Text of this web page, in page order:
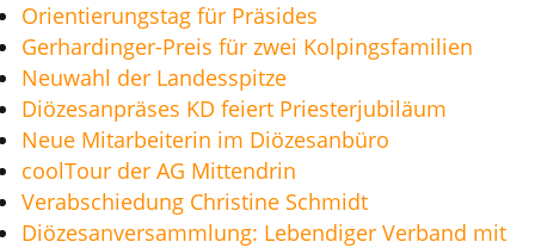
Orientierungstag für Präsides
Gerhardinger-Preis für zwei Kolpingsfamilien
Neuwahl der Landesspitze
Diözesanpräses KD feiert Priesterjubiläum
Neue Mitarbeiterin im Diözesanbüro
coolTour der AG Mittendrin
Verabschiedung Christine Schmidt
Diözesanversammlung: Lebendiger Verband mit